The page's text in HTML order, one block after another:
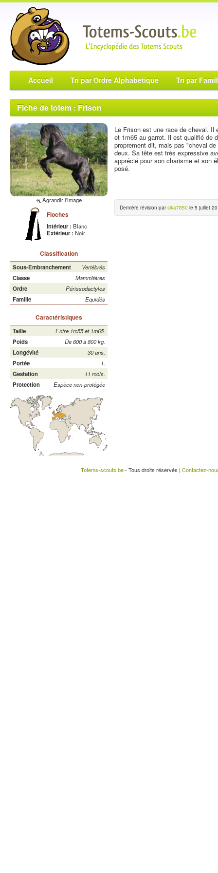
Accueil Tri par Ordre Alphabétique Tri par
Fiche de totem : Frison
Agrandir l'image
Floches
Intérieur : Blanc
Extérieur : Noir
Classification
Sous-Embranchement
Vertébrés
Classe
Mammifères
Ordre
Périssodactyles
Famille
Equidés
Caractéristiques
Taille
Entre 1m55 et 1m65.
Poids
De 600 à 800 kg.
Longévité
30 ans.
Portée
1.
Gestation
11 mois.
Protection
Espèce non-protégée
Le Frison est une race de cheval.
et 1m65 au garrot. Il est qualifié de
proprement dit, mais pas "cheval
deux. Sa tête est très expressive
apprécié pour son charisme et son
posé.
Dernière révision parsika7850 le 5 juillet
Totems-scouts.be- Tous droits réservés | Contactez-